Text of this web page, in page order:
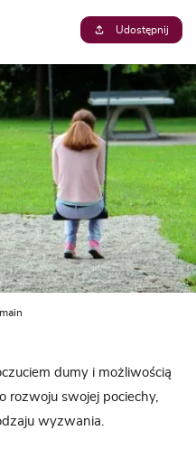
Udostępnij
dumy i możliwością
rozwoju swojej pociechy,
wyzwania.